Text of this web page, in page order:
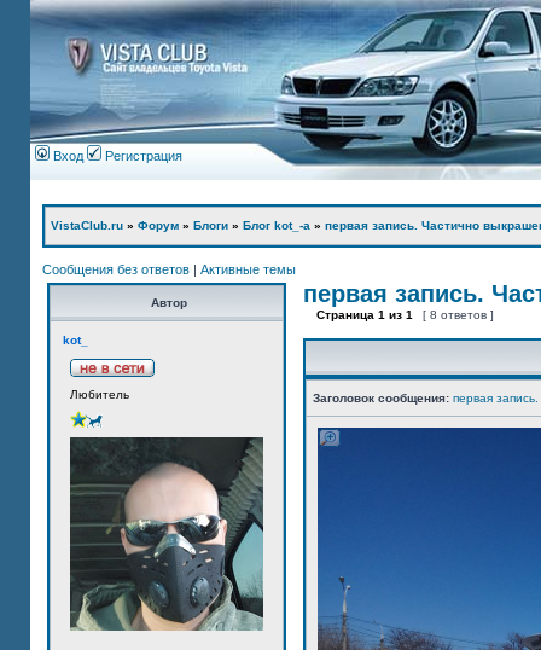
Вход Регистрация
VistaClub.ru » Форум » Блоги » Блог kot_-а » первая запись. Частично
Сообщения без ответов | Активные темы
Автор
kot_
Любитель
первая запись.
Страница 1 из 1 [ 8 ответов ]
Заголовок сообщения: первая